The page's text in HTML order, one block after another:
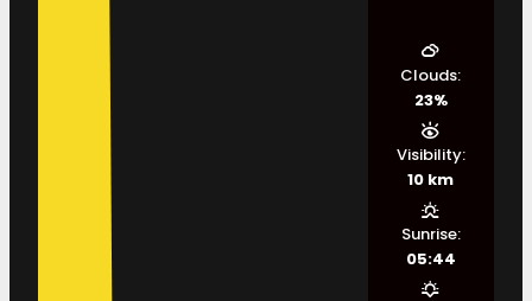
Clouds:
23%
Visibility:
10 km
Sunrise:
05:44